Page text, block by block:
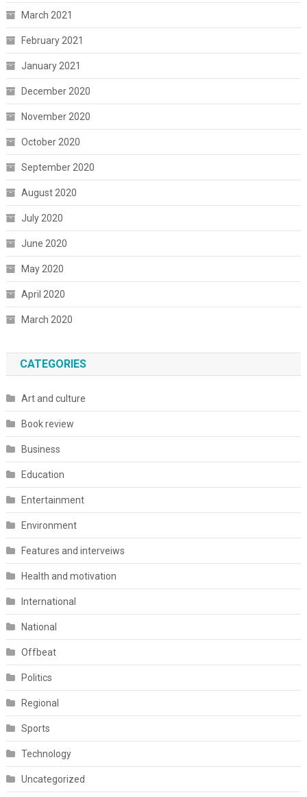
March 2021
February 2021
January 2021
December 2020
November 2020
October 2020
September 2020
August 2020
July 2020
June 2020
May 2020
April 2020
March 2020
CATEGORIES
Art and culture
Book review
Business
Education
Entertainment
Environment
Features and interveiws
Health and motivation
International
National
Offbeat
Politics
Regional
Sports
Technology
Uncategorized